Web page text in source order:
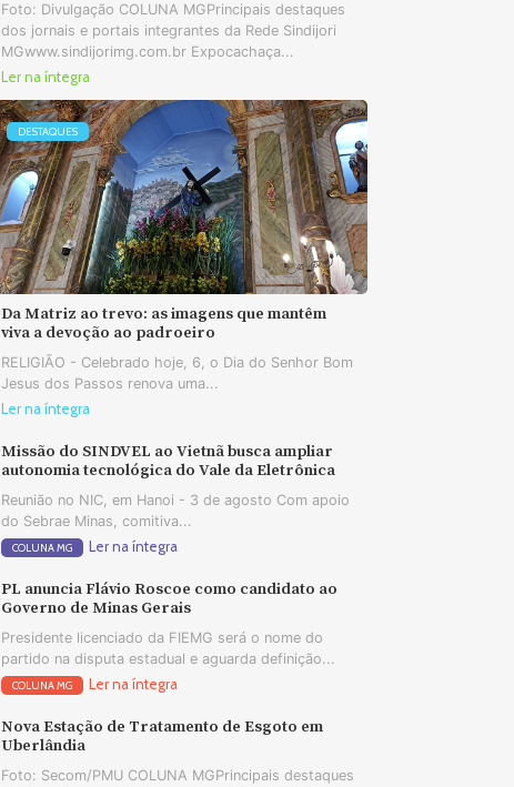
Foto: Divulgação COLUNA MGPrincipais destaques
dos jornais e portais integrantes da Rede Sindijori
MGwww.sindijorimg.com.br Expocachaça...
Ler na íntegra
DESTAQUES
Da Matriz ao trevo: as imagens que mantêm
viva a devoção ao padroeiro
RELIGIÃO - Celebrado hoje, 6, o Dia do Senhor Bom
Jesus dos Passos renova uma...
Ler na íntegra
Missão do SINDVEL ao Vietnã busca ampliar
autonomia tecnológica do Vale da Eletrônica
Reunião no NIC, em Hanoi - 3 de agosto Com apoio
do Sebrae Minas, comitiva...
COLUNA MG Ler na íntegra
PL anuncia Flávio Roscoe como candidato ao
Governo de Minas Gerais
Presidente licenciado da FIEMG será o nome do
partido na disputa estadual e aguarda definição...
COLUNA MG Ler na íntegra
Nova Estação de Tratamento de Esgoto em
Uberlândia
Foto: Secom/PMU COLUNA MGPrincipais destaques